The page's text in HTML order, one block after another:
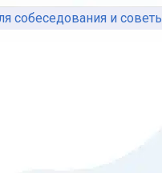
собеседования и